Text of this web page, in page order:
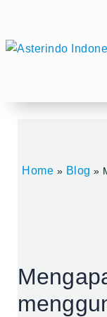
content
Home » Blog »